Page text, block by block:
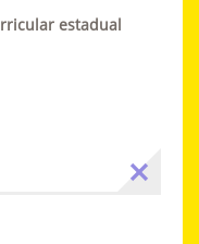
estadual